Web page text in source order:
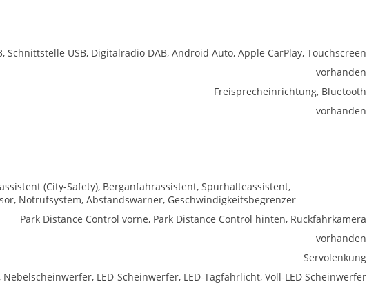
Schnittstelle USB, Digitalradio DAB, Android Auto, Apple CarPlay, Touchscreen
vorhanden
Freisprecheinrichtung, Bluetooth
vorhanden
(City-Safety), Berganfahrassistent, Spurhalteassistent,
Notrufsystem, Abstandswarner, Geschwindigkeitsbegrenzer
Park Distance Control vorne, Park Distance Control hinten, Rückfahrkamera
vorhanden
Servolenkung
Nebelscheinwerfer, LED-Scheinwerfer, LED-Tagfahrlicht, Voll-LED Scheinwerfer